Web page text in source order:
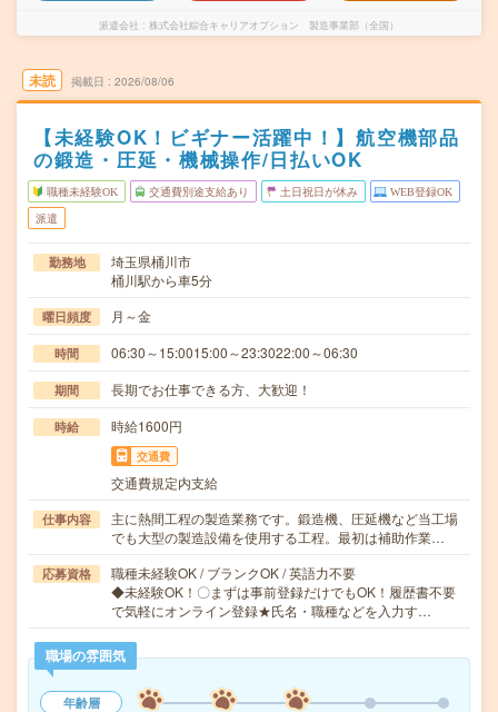
派遣会社 株式会社綜合キャリアオプション 製造事業部（全国）
未読 掲載日 2026/08/06
【未経験OK！ビギナー活躍中！】航空機部品
の鍛造・圧延・機械操作/日払いOK
職種未経験OK 交通費別途支給あり 土日祝日が休み WEB登録OK
派遣
勤務地
埼玉県桶川市
桶川駅から車5分
曜日頻度 月～金
時間 06:30～15:0015:00～23:3022:00～06:30
期間 長期でお仕事できる方、大歓迎！
時給 時給1600円
交通費
交通費規定内支給
仕事内容
主に熱間工程の製造業務です。鍛造機、圧延機など当工場
でも大型の製造設備を使用する工程。最初は補助作業…
応募資格
職種未経験OK / ブランクOK / 英語力不要
◆未経験OK！〇まずは事前登録だけでもOK！履歴書不要
で気軽にオンライン登録★氏名・職種などを入力す…
職場の雰囲気
年齢層